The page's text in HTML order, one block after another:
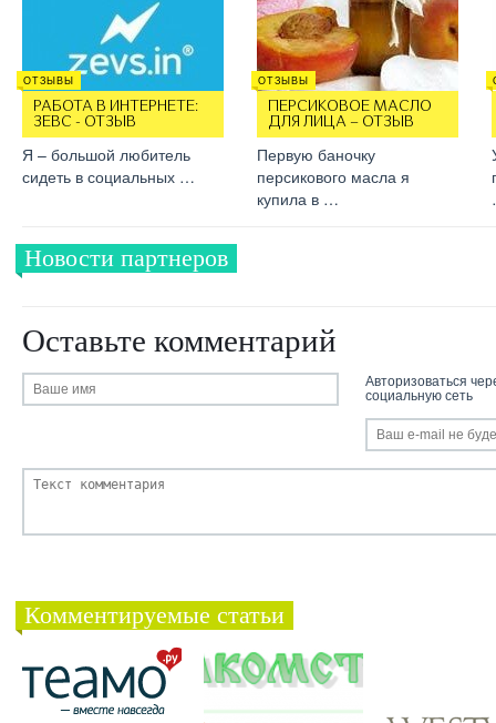
ОТЗЫВЫ
РАБОТА В ИНТЕРНЕТЕ:
ЗЕВС - ОТЗЫВ
Я – большой любитель
сидеть в социальных …
ОТЗЫВЫ
ПЕРСИКОВОЕ МАСЛО
ДЛЯ ЛИЦА – ОТЗЫВ
Первую баночку
персикового масла я
купила в …
Новости партнеров
Оставьте комментарий
Авторизоваться
социальную сеть
Комментируемые статьи